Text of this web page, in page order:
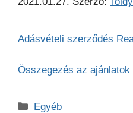
Adásvételi szerződés
Összegezés az ajánlatok
Kategória
Egyéb